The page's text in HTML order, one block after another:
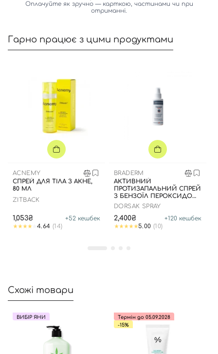
Оплачуйте як зручно — карткою, частинами чи при
отриманні.
Гарно працює з цими продуктами
ACNEMY
СПРЕЙ ДЛЯ ТІЛА З АКНЕ,
80 МЛ
ZITBACK
1,053₴ +52 кешбек
4.64 (14)
BRADERM
АКТИВНИЙ
ПРОТИЗАПАЛЬНИЙ СПРЕЙ
З БЕНЗОЇЛ ПЕРОКСИДОМ
6%, 100 МЛ
DORSAK SPRAY
2,400₴ +120 кешбек
5.00 (10)
Схожі товари
ВИБІР ЯНИ
Термін до 05.09.2028
-15%
Вхід Реєстрація
Номер телефону
Відправляючи форму для авторизації/реєстрації ви
приймаєте умовиУгоди користувача
Далі
Увійти за допомогою e-mail